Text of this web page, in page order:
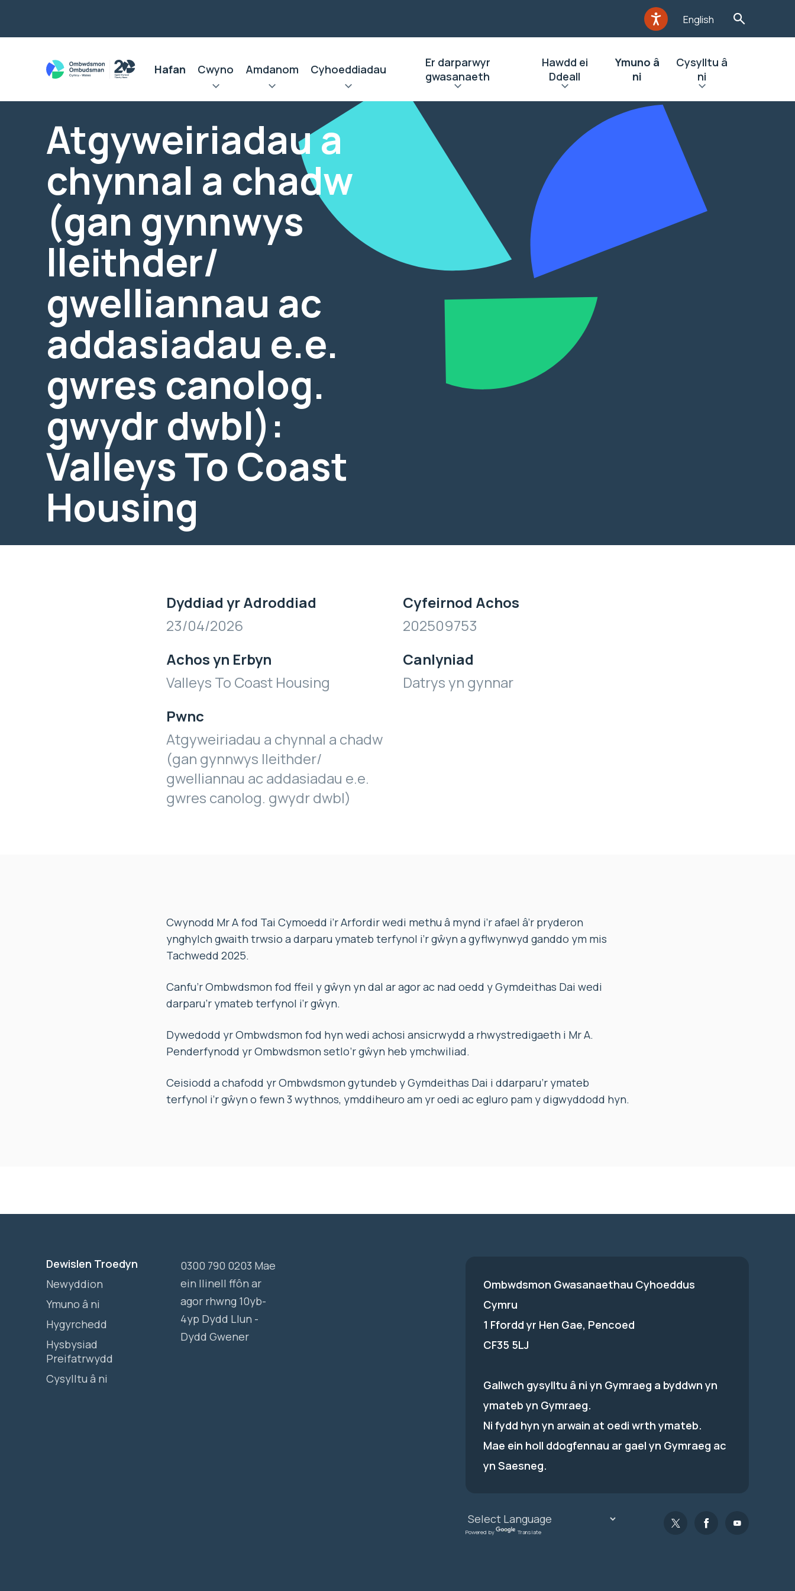
English
Hafan Cwyno Amdanom Cyhoeddiadau
Er darparwyr
gwasanaeth
Hawdd ei
Ddeall
Ymuno â
ni
Cysylltu â
ni
Atgyweiriadau a
chynnal a chadw
(gan gynnwys
lleithder/
gwelliannau ac
addasiadau e.e.
gwres canolog.
gwydr dwbl):
Valleys To Coast
Housing
Dyddiad yr Adroddiad
23/04/2026
Achos yn Erbyn
Valleys To Coast Housing
Pwnc
Atgyweiriadau a chynnal a chadw
(gan gynnwys lleithder/
gwelliannau ac addasiadau e.e.
gwres canolog. gwydr dwbl)
Cyfeirnod Achos
202509753
Canlyniad
Datrys yn gynnar
Cwynodd Mr A fod Tai Cymoedd i’r Arfordir wedi methu â mynd i’r afael â’r pryderon
ynghylch gwaith trwsio a darparu ymateb terfynol i’r gŵyn a gyflwynwyd ganddo ym mis
Tachwedd 2025.
Canfu’r Ombwdsmon fod ffeil y gŵyn yn dal ar agor ac nad oedd y Gymdeithas Dai wedi
darparu’r ymateb terfynol i’r gŵyn.
Dywedodd yr Ombwdsmon fod hyn wedi achosi ansicrwydd a rhwystredigaeth i Mr A.
Penderfynodd yr Ombwdsmon setlo’r gŵyn heb ymchwiliad.
Ceisiodd a chafodd yr Ombwdsmon gytundeb y Gymdeithas Dai i ddarparu’r ymateb
terfynol i’r gŵyn o fewn 3 wythnos, ymddiheuro am yr oedi ac egluro pam y digwyddodd hyn.
Dewislen Troedyn
Newyddion
Ymuno â ni
Hygyrchedd
Hysbysiad
Preifatrwydd
Cysylltu â ni
0300 790 0203 Mae
ein llinell ffôn ar
agor rhwng 10yb-
4yp Dydd Llun -
Dydd Gwener
Ombwdsmon Gwasanaethau Cyhoeddus
Cymru
1 Ffordd yr Hen Gae, Pencoed
CF35 5LJ
Gallwch gysylltu â ni yn Gymraeg a byddwn yn
ymateb yn Gymraeg.
Ni fydd hyn yn arwain at oedi wrth ymateb.
Mae ein holl ddogfennau ar gael yn Gymraeg ac
yn Saesneg.
Powered by Translate